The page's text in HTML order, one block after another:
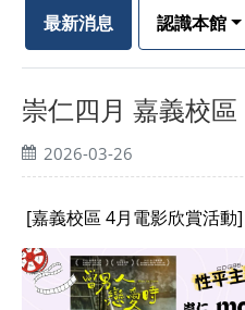
最新消息 認識本館
崇仁四月 嘉義校
2026-03-26
[嘉義校區 4月電影欣賞活動]